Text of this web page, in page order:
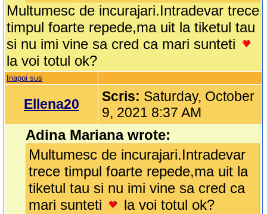
Multumesc de incurajari.Intradevar trece
timpul foarte repede,ma uit la tiketul tau
si nu imi vine sa cred ca mari sunteti
la voi totul ok?
Inapoi sus
Ellena20 Scris: Saturday, October
9, 2021 8:37 AM
Adina Mariana wrote:
Multumesc de incurajari.Intradevar
trece timpul foarte repede,ma uit la
tiketul tau si nu imi vine sa cred ca
mari sunteti
la voi totul ok?